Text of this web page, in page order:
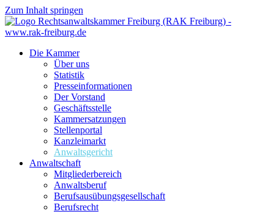
Zum Inhalt springen
Die Kammer
Über uns
Statistik
Presseinformationen
Der Vorstand
Geschäftsstelle
Kammersatzungen
Stellenportal
Kanzleimarkt
Anwaltsgericht
Anwaltschaft
Mitgliederbereich
Anwaltsberuf
Berufsausübungs­gesellschaft
Berufsrecht